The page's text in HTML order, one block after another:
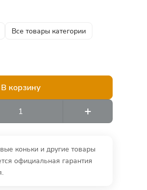
Все товары категории
В корзину
коньки и другие товары
официальная гарантия